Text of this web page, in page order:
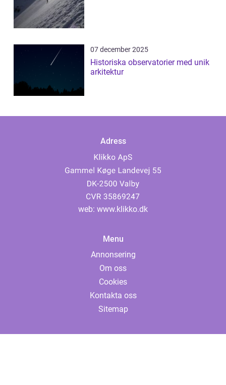
07 december 2025
Historiska observatorier med unik
arkitektur
Adress
web: www.klikko.dk
Menu
Annonsering
Om oss
Cookies
Kontakta oss
Sitemap